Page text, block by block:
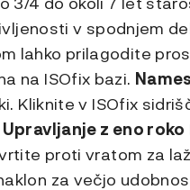
v spodnjem
lahko prilagodite
na ISOfix bazi.
Kliknite v ISOfix
Upravljanje z eno roko
proti vratom za
za večjo